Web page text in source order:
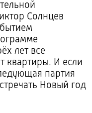
Солнцев
лет все
квартиры. И если
партия
Новый год